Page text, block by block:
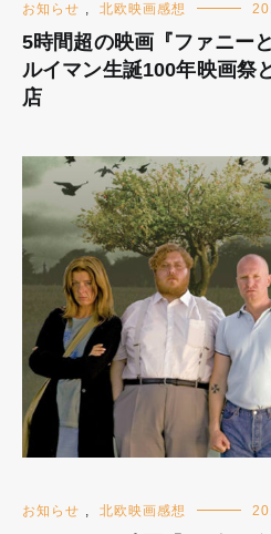
お知らせ , 北欧映画感想
5時間超の映画『ファニー
ルイマン生誕100年映画祭
店
お知らせ , 北欧映画感想